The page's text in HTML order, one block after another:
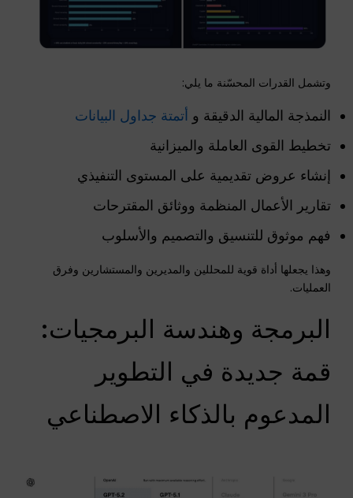
وتشمل القدرات المحسّنة ما يلي:
النمذجة المالية الدقيقة و أتمتة جداول البيانات
تخطيط القوى العاملة والميزانية
إنشاء عروض تقديمية على المستوى التنفيذي
تقارير الأعمال المنظمة ووثائق المقترحات
فهم موثوق للتنسيق والتصميم والأسلوب
وهذا يجعلها أداة قوية للمحللين والمديرين والمستشارين وفرق
العمليات.
البرمجة وهندسة البرمجيات:
قمة جديدة في التطوير
المدعوم بالذكاء الاصطناعي